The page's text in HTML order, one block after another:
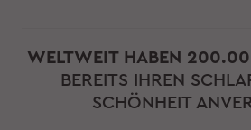
WELTWEIT HABEN
BEREITS IHREN
SCHÖNHEIT